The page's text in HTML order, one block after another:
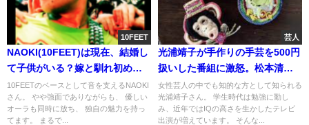
10FEET
NAOKI(10FEET)は現在、結婚し
て子供がいる？嫁と馴れ初め。
髪型とベースの機種
10FEETのベースとして音を支えるNAOKI
さん。 やや強面でありながらも、 優しい
オーラも同時に放ち、 独自の魅力を持っ
てます。 まるで...
芸人
光浦靖子が手作りの手芸を500円
扱いした番組に激怒。松本清張
と本
女性芸人の中でも知的な方として知られる
光浦靖子さん。 学生時代は勉強に勤し
み、近年ではIQの高さを生かしたテレビ
出演が増えています。 そんな...